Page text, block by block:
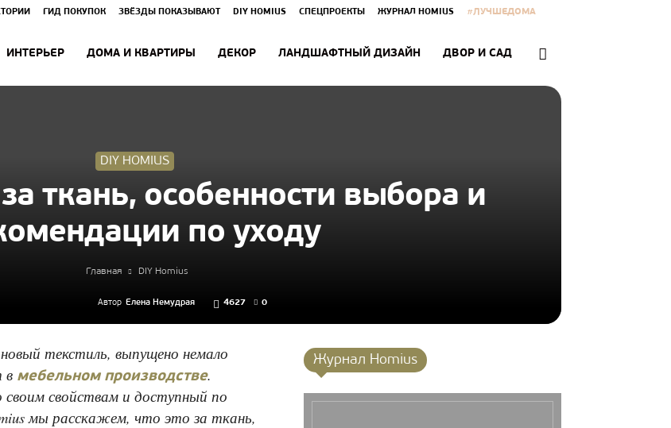
ГИД ПОКУПОК ЗВЁЗДЫ ПОКАЗЫВАЮТ DIY HOMIUS СПЕЦПРОЕКТЫ ЖУРНАЛ HOMIUS #ЛУЧШЕДОМА
ИНТЕРЬЕР ДОМА И КВАРТИРЫ ДЕКОР ЛАНДШАФТНЫЙ ДИЗАЙН ДВОР И САД
DIY HOMIUS
ткань, особенности выбора и
по уходу
Главная DIY Homius
Автор Елена Немудрая 4627 0
текстиль, выпущено немало
в мебельном производстве.
свойствам и доступный по
мы расскажем, что это за ткань,
Журнал Homius